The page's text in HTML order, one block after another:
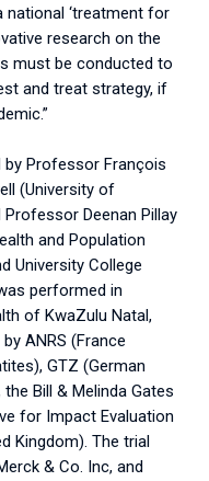
‘treatment for
research on the
must be conducted to
and treat strategy, if
by Professor François
(University of
Deenan Pillay
and Population
University College
performed in
of KwaZulu Natal,
ANRS (France
GTZ (German
Bill & Melinda Gates
for Impact Evaluation
Kingdom). The trial
& Co. Inc, and